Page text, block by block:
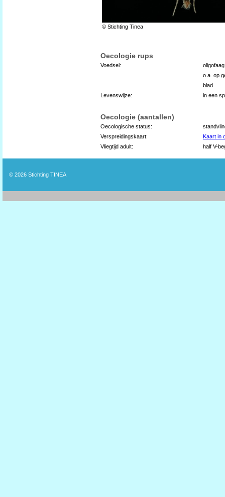
© Stichting Tinea
Oecologie rups
Voedsel:
o.a. op
blad
Levenswijze:
in een
Oecologie (aantallen)
Oecologische status:
Verspreidingskaart:
Kaart in
Vliegtijd adult:
half V-
© 2026 Stichting TINEA